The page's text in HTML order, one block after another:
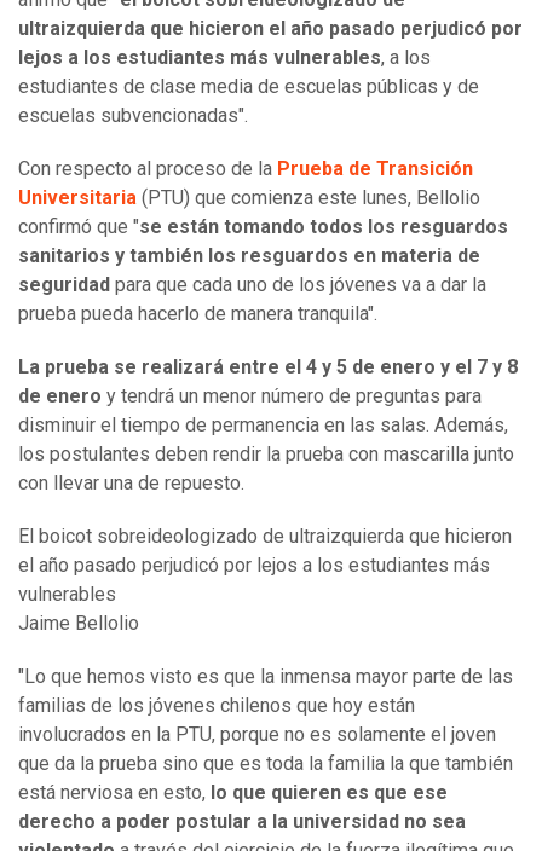
ultraizquierda que hicieron el año pasado perjudicó por
lejos a los estudiantes más vulnerables, a los
estudiantes de clase media de escuelas públicas y de
escuelas subvencionadas".
Con respecto al proceso de la Prueba de Transición
Universitaria (PTU) que comienza este lunes, Bellolio
confirmó que "se están tomando todos los resguardos
sanitarios y también los resguardos en materia de
seguridad para que cada uno de los jóvenes va a dar la
prueba pueda hacerlo de manera tranquila".
La prueba se realizará entre el 4 y 5 de enero y el 7 y 8
de enero y tendrá un menor número de preguntas para
disminuir el tiempo de permanencia en las salas. Además,
los postulantes deben rendir la prueba con mascarilla junto
con llevar una de repuesto.
El boicot sobreideologizado de ultraizquierda que hicieron
el año pasado perjudicó por lejos a los estudiantes más
vulnerables
Jaime Bellolio
"Lo que hemos visto es que la inmensa mayor parte de las
familias de los jóvenes chilenos que hoy están
involucrados en la PTU, porque no es solamente el joven
que da la prueba sino que es toda la familia la que también
está nerviosa en esto, lo que quieren es que ese
derecho a poder postular a la universidad no sea